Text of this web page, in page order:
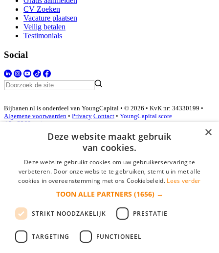
CV Zoeken
Vacature plaatsen
Veilig betalen
Testimonials
Social
Bijbanen.nl is onderdeel van YoungCapital • © 2026 • KvK nr: 34330199 •
Algemene voorwaarden • Privacy Contact • YoungCapital score
4.3 - 3366 reviews
Inloggen als bedrijf
*
login gegevens onthouden
login
×
Deze website maakt gebruik
van cookies.
Deze website gebruikt cookies om uw gebruikerservaring te
verbeteren. Door onze website te gebruiken, stemt u in met alle
cookies in overeenstemming met ons Cookiebeleid. Lees verder
TOON ALLE PARTNERS (1656) →
STRIKT NOODZAKELIJK PRESTATIE
TARGETING FUNCTIONEEL